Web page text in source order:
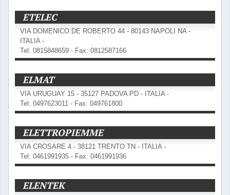
ETELEC
VIA DOMENICO DE ROBERTO 44 - 80143 NAPOLI NA -
ITALIA -
Tel: 0815848659 - Fax: 0812587166
ELMAT
VIA URUGUAY 15 - 35127 PADOVA PD - ITALIA -
Tel: 0497623011 - Fax: 049761800
ELETTROPIEMME
VIA CROSARE 4 - 38121 TRENTO TN - ITALIA -
Tel: 0461991935 - Fax: 0461991936
ELENTEK